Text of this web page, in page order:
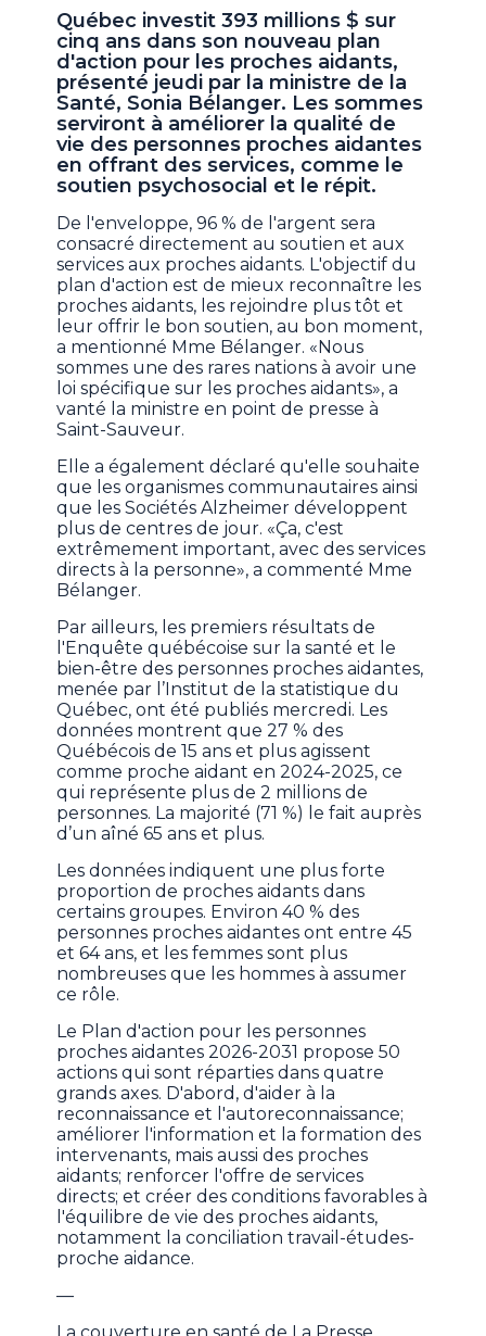
Québec investit 393 millions $ sur
cinq ans dans son nouveau plan
d'action pour les proches aidants,
présenté jeudi par la ministre de la
Santé, Sonia Bélanger. Les sommes
serviront à améliorer la qualité de
vie des personnes proches aidantes
en offrant des services, comme le
soutien psychosocial et le répit.
De l'enveloppe, 96 % de l'argent sera
consacré directement au soutien et aux
services aux proches aidants. L'objectif du
plan d'action est de mieux reconnaître les
proches aidants, les rejoindre plus tôt et
leur offrir le bon soutien, au bon moment,
a mentionné Mme Bélanger. «Nous
sommes une des rares nations à avoir une
loi spécifique sur les proches aidants», a
vanté la ministre en point de presse à
Saint-Sauveur.
Elle a également déclaré qu'elle souhaite
que les organismes communautaires ainsi
que les Sociétés Alzheimer développent
plus de centres de jour. «Ça, c'est
extrêmement important, avec des services
directs à la personne», a commenté Mme
Bélanger.
Par ailleurs, les premiers résultats de
l'Enquête québécoise sur la santé et le
bien-être des personnes proches aidantes,
menée par l’Institut de la statistique du
Québec, ont été publiés mercredi. Les
données montrent que 27 % des
Québécois de 15 ans et plus agissent
comme proche aidant en 2024-2025, ce
qui représente plus de 2 millions de
personnes. La majorité (71 %) le fait auprès
d’un aîné 65 ans et plus.
Les données indiquent une plus forte
proportion de proches aidants dans
certains groupes. Environ 40 % des
personnes proches aidantes ont entre 45
et 64 ans, et les femmes sont plus
nombreuses que les hommes à assumer
ce rôle.
Le Plan d'action pour les personnes
proches aidantes 2026-2031 propose 50
actions qui sont réparties dans quatre
grands axes. D'abord, d'aider à la
reconnaissance et l'autoreconnaissance;
améliorer l'information et la formation des
intervenants, mais aussi des proches
aidants; renforcer l'offre de services
directs; et créer des conditions favorables à
l'équilibre de vie des proches aidants,
notamment la conciliation travail-études-
proche aidance.
—